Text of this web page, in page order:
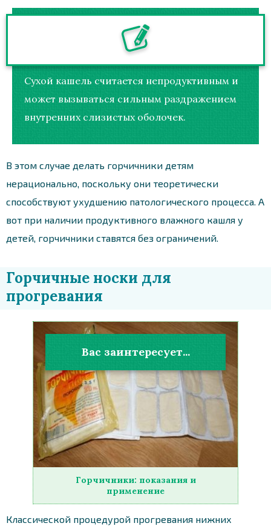
Сухой кашель считается непродуктивным и
может вызываться сильным раздражением
внутренних слизистых оболочек.
В этом случае делать горчичники детям
нерационально, поскольку они теоретически
способствуют ухудшению патологического процесса. А
вот при наличии продуктивного влажного кашля у
детей, горчичники ставятся без ограничений.
Горчичные носки для
прогревания
Вас заинтересует...
Горчичники: показания и
применение
Классической процедурой прогревания нижних